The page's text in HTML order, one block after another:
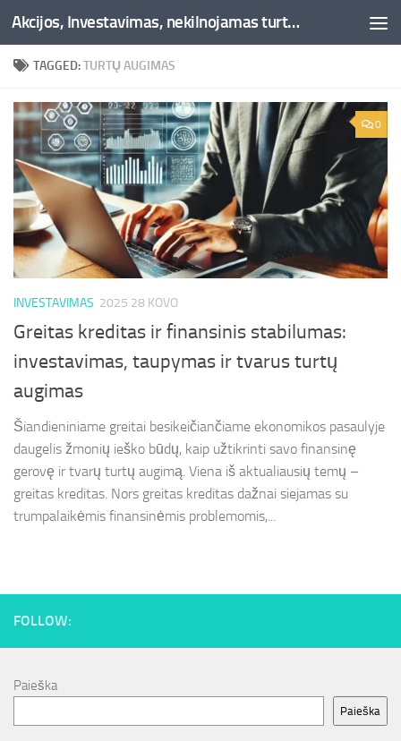
Skip to content Akcijos, Investavimas, nekilnojamas turtas, kriptovaliutos - Besociai.lt
TAGGED:TURTŲ AUGIMAS
0
INVESTAVIMAS 2025 28 KOVO
Greitas kreditas ir finansinis stabilumas:
investavimas, taupymas ir tvarus turtų
augimas
Šiandieniniame greitai besikeičiančiame ekonomikos pasaulyje
daugelis žmonių ieško būdų, kaip užtikrinti savo finansinę
gerovę ir tvarų turtų augimą. Viena iš aktualiausių temų –
greitas kreditas. Nors greitas kreditas dažnai siejamas su
trumpalaikėmis finansinėmis problemomis,...
FOLLOW:
Paieška
Paieška